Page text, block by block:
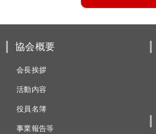
協会概要
会長挨拶
活動内容
役員名簿
事業報告等